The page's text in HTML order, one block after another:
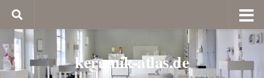
keramik-atlas.de